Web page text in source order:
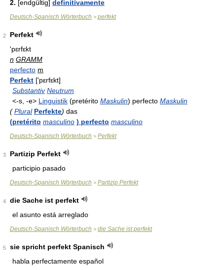
2. [endgültig] definitivamente
Deutsch-Spanisch Wörterbuch > perfekt
2
Perfekt
'pɛrfɛkt
n GRAMM
perfecto m
Perfekt ['pεrfεkt]
Substantiv Neutrum
<-s, -e> Linguistik (pretérito Maskulin) perfecto Maskulin
( Plural Perfekte) das
(pretérito masculino ) perfecto masculino
Deutsch-Spanisch Wörterbuch > Perfekt
3
Partizip Perfekt
participio pasado
Deutsch-Spanisch Wörterbuch > Partizip Perfekt
4
die Sache ist perfekt
el asunto está arreglado
Deutsch-Spanisch Wörterbuch > die Sache ist perfekt
5
sie spricht perfekt Spanisch
habla perfectamente español